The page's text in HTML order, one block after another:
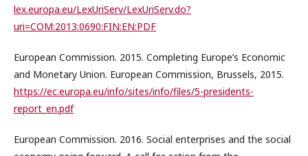
lex.europa.eu/LexUriServ/LexUriServ.do?
uri=COM:2013:0690:FIN:EN:PDF
European Commission. 2015. Completing Europe’s Economic
and Monetary Union. European Commission, Brussels, 2015.
https://ec.europa.eu/info/sites/info/files/5-presidents-
report_en.pdf
European Commission. 2016. Social enterprises and the social